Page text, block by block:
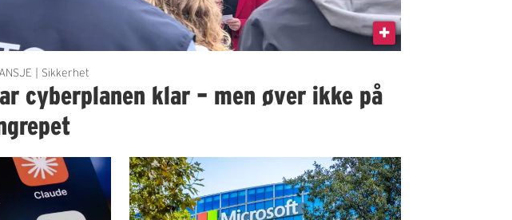
| Sikkerhet
cyberplanen klar – men øver ikke på